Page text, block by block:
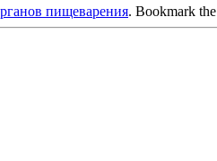
пищеварения. Bookmark the